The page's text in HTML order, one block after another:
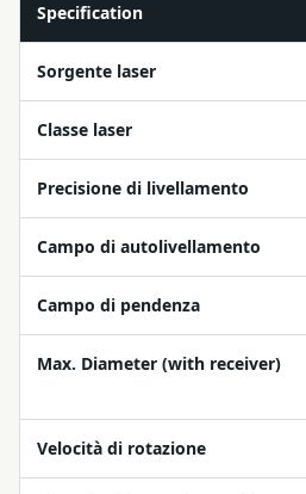
Specification
Sorgente laser
Classe laser
Precisione di livellamento
Campo di autolivellamento
Campo di pendenza
Max. Diameter (with receiver)
Velocità di rotazione